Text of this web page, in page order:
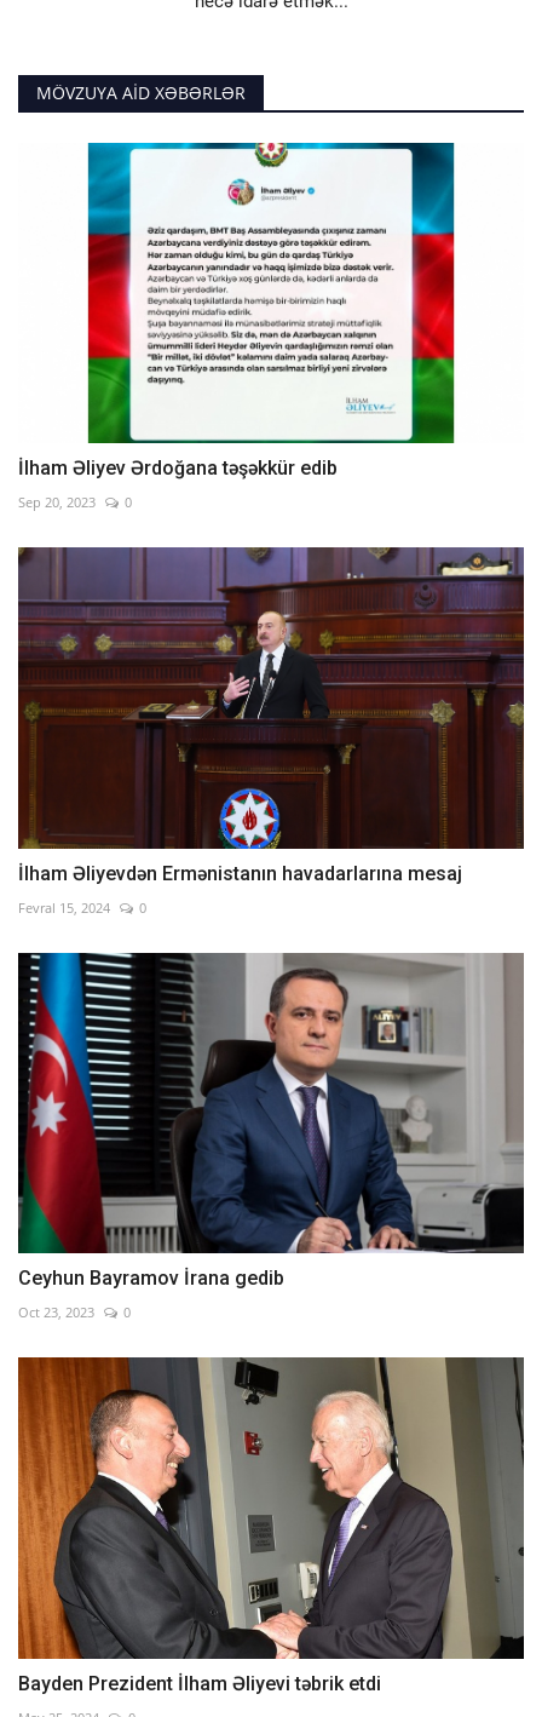
MÖVZUYA AID XƏBƏRLƏR
İlham Əliyev Ərdoğana təşəkkür edib
Sep 20, 2023 0
İlham Əliyevdən Ermənistanın havadarlarına mesaj
Fevral 15, 2024 0
Ceyhun Bayramov İrana gedib
Oct 23, 2023 0
Bayden Prezident İlham Əliyevi təbrik etdi